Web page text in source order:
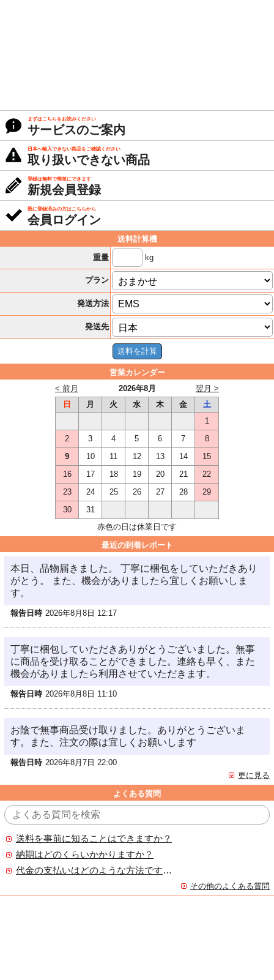
まずはこちらをお読みください
サービスのご案内
日本へ輸入できない商品をご確認ください
取り扱いできない商品
登録は無料で簡単にできます
新規会員登録
既に登録済みの方はこちらから
会員ログイン
送料計算機
重量
kg
プラン
発送方法
発送先
営業カレンダー
2026年8月
< 前月
翌月 >
日
月 火 水 木 金
土
1
2
3 4 5 6 7
8
9
10 11 12 13 14
15
16
17 18 19 20 21
22
23
24 25 26 27 28
29
30
31
赤色の日は休業日です
最近の到着レポート
本日、品物届きました。 丁寧に梱包をしていただきあり
がとう。 また、機会がありましたら宜しくお願いしま
す。
報告日時 2026年8月8日 12:17
丁寧に梱包していただきありがとうございました。無事
に商品を受け取ることができました。連絡も早く、また
機会がありましたら利用させていただきます。
報告日時 2026年8月8日 11:10
お陰で無事商品受け取りました。ありがとうございま
す。また、注文の際は宜しくお願いします
報告日時 2026年8月7日 22:00
更に見る
よくある質問
送料を事前に知ることはできますか？
納期はどのくらいかかりますか？
代金の支払いはどのような方法ですか？
その他のよくある質問